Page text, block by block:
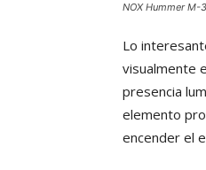
NOX Hummer M-
Lo
visualmente
presencia
elemento
encender el